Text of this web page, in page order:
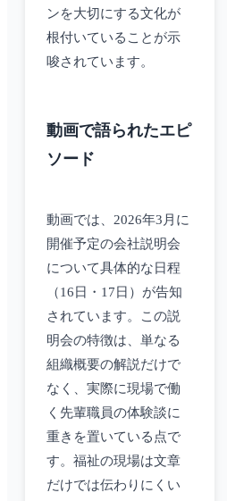
ンを大切にする文化が
根付いていることが示
唆されています。
動画で語られたエピ
ソード
動画では、2026年3月に
開催予定の会社説明会
について具体的な日程
（16日・17日）が告知
されています。この説
明会の特徴は、単なる
組織概要の解説だけで
なく、実際に現場で働
く先輩職員の体験談に
重きを置いている点で
す。福祉の現場は文章
だけでは伝わりにくい